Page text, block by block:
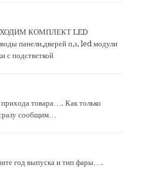
КОМПЛЕКТ LED
панели,дверей п,з, led модули
с подстветкой
товара…. Как только
сообщим…
год выпуска и тип фары….